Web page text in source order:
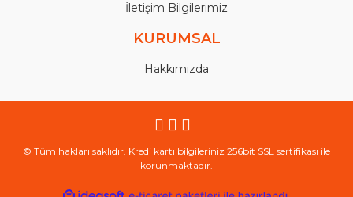
İletişim Bilgilerimiz
KURUMSAL
Hakkımızda
© Tüm hakları saklıdır. Kredi kartı bilgileriniz 256bit SSL sertifikası ile
korunmaktadır.